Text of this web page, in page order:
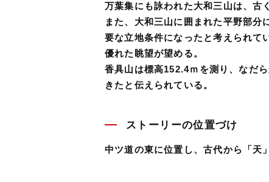
万葉集にも詠われた大和三山は、古
また、大和三山に囲まれた平野部
要な立地条件になったと考えられて
優れた眺望が望める。
香具山は標高152.4ｍを測り、なだ
きたと伝えられている。
ストーリーの位置づけ
中ツ道の東に位置し、古代から「天